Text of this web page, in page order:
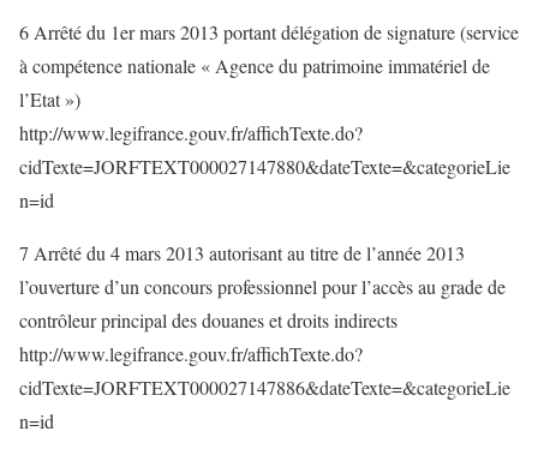
6 Arrêté du 1er mars 2013 portant délégation de signature (service
à compétence nationale « Agence du patrimoine immatériel de
l’Etat »)
http://www.legifrance.gouv.fr/affichTexte.do?
cidTexte=JORFTEXT000027147880&dateTexte=&categorieLie
n=id
7 Arrêté du 4 mars 2013 autorisant au titre de l’année 2013
l’ouverture d’un concours professionnel pour l’accès au grade de
contrôleur principal des douanes et droits indirects
http://www.legifrance.gouv.fr/affichTexte.do?
cidTexte=JORFTEXT000027147886&dateTexte=&categorieLie
n=id